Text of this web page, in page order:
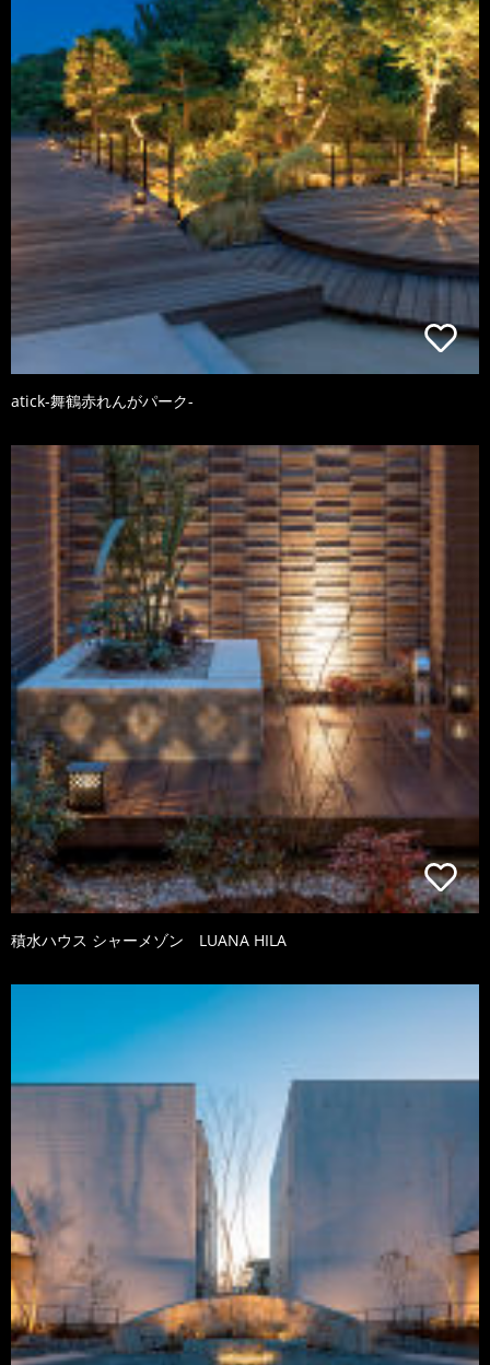
atick-舞鶴赤れんがパーク-
積水ハウス シャーメゾン LUANA HILA